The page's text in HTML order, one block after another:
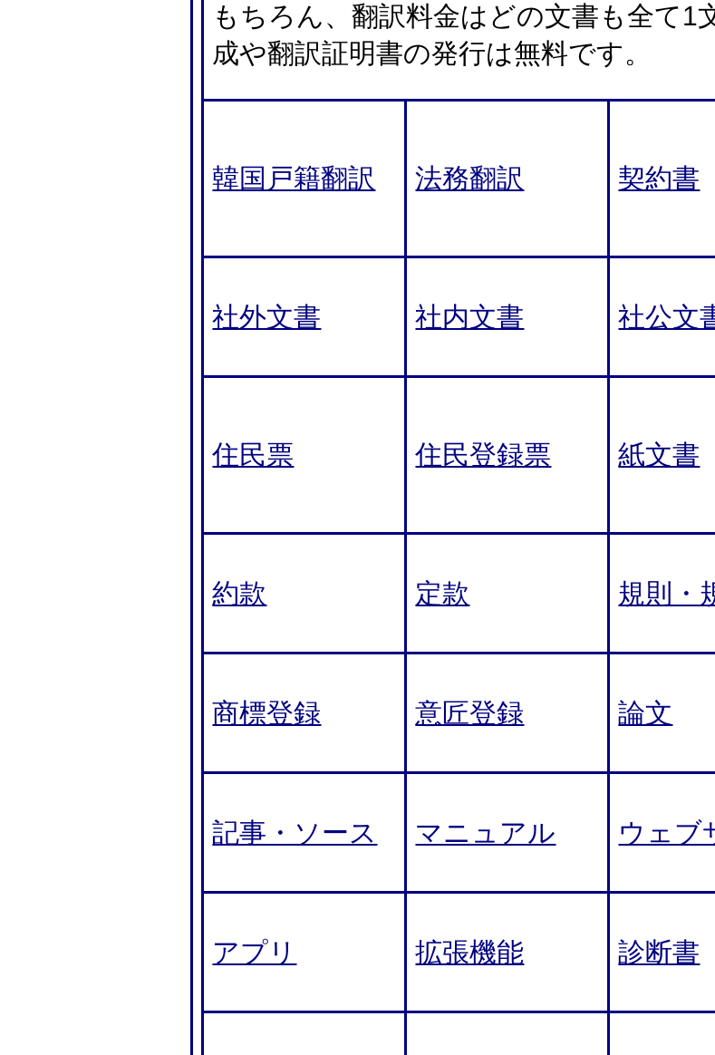
もちろん、翻訳料金はどの文書も全て1
成や翻訳証明書の発行は無料です。
韓国戸籍翻訳 法務翻訳 契約書
社外文書 社内文書 社公文
住民票 住民登録票 紙文書
約款 定款 規則・
商標登録 意匠登録 論文
記事・ソース マニュアル ウェブ
アプリ 拡張機能 診断書